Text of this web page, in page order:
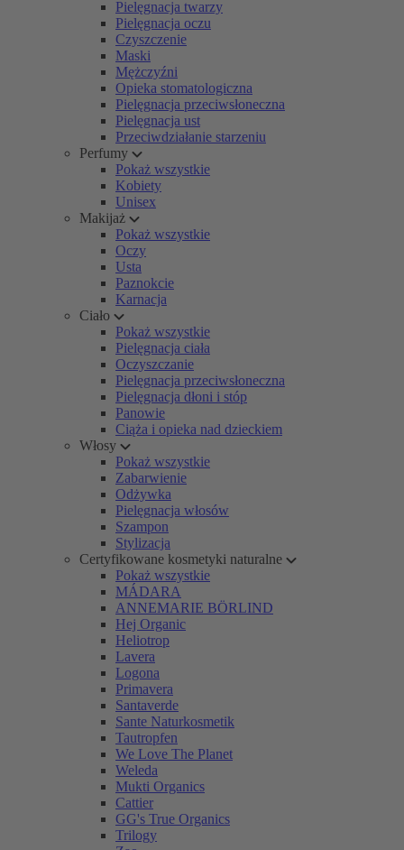
Pielęgnacja twarzy
Pielęgnacja oczu
Czyszczenie
Maski
Mężczyźni
Opieka stomatologiczna
Pielęgnacja przeciwsłoneczna
Pielęgnacja ust
Przeciwdziałanie starzeniu
Perfumy
Pokaż wszystkie
Kobiety
Unisex
Makijaż
Pokaż wszystkie
Oczy
Usta
Paznokcie
Karnacja
Ciało
Pokaż wszystkie
Pielęgnacja ciała
Oczyszczanie
Pielęgnacja przeciwsłoneczna
Pielęgnacja dłoni i stóp
Panowie
Ciąża i opieka nad dzieckiem
Włosy
Pokaż wszystkie
Zabarwienie
Odżywka
Pielęgnacja włosów
Szampon
Stylizacja
Certyfikowane kosmetyki naturalne
Pokaż wszystkie
MÁDARA
ANNEMARIE BÖRLIND
Hej Organic
Heliotrop
Lavera
Logona
Primavera
Santaverde
Sante Naturkosmetik
Tautropfen
We Love The Planet
Weleda
Mukti Organics
Cattier
GG's True Organics
Trilogy